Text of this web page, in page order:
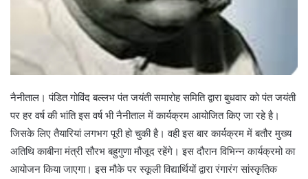
नैनीताल। पंडित गोविंद बल्लभ पंत जयंती समारोह समिति द्वारा बुधवार को पंत जयंती
पर हर वर्ष की भांति इस वर्ष भी नैनीताल में कार्यक्रम आयोजित किए जा रहे है।
जिसके लिए तैयारियां लगभग पूरी हो चुकी है। वही इस बार कार्यक्रम में बतौर मुख्य
अतिथि काबीना मंत्री सौरभ बहुगुणा मौजूद रहेंगे। इस दौरान विभिन्न कार्यक्रमो का
आयोजन किया जाएगा। इस मौके पर स्कूली विद्यार्थियों द्वारा रंगारंग सांस्कृतिक